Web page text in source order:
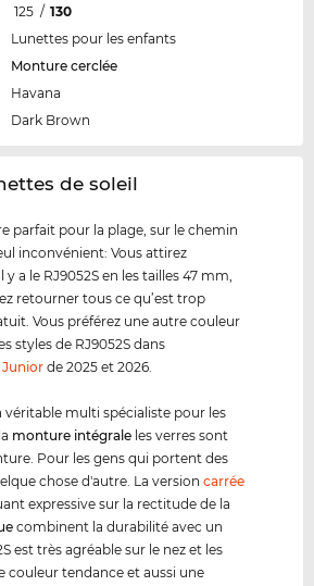
125 / 130
Lunettes pour les enfants
Monture cerclée
Havana
Dark Brown
de soleil
parfait pour la plage, sur le chemin
inconvénient: Vous attirez
a le RJ9052S en les tailles 47 mm,
retourner tous ce qu’est trop
Vous préférez une autre couleur
styles de RJ9052S dans
Juniorde 2025 et 2026.
véritable multi spécialiste pour les
monture intégrale les verres sont
Pour les gens qui portent des
chose d'autre. La versioncarrée
expressive sur la rectitude de la
combinent la durabilité avec un
est très agréable sur le nez et les
couleur tendance et aussi une